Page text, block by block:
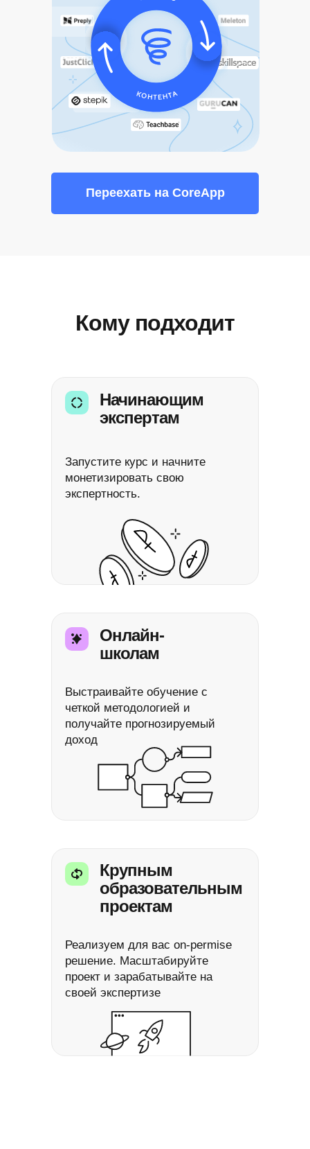
Переехать на CoreApp
Начинающим
экспертам
Крупным
образовательным
проектам
Онлайн-
школам
Реализуем для вас on-permise
решение. Масштабируйте
проект и зарабатывайте на
своей экспертизе
Запустите курс и начните
монетизировать свою
экспертность.
Выстраивайте обучение с
четкой методологией и
получайте прогнозируемый
доход
Кому подходит